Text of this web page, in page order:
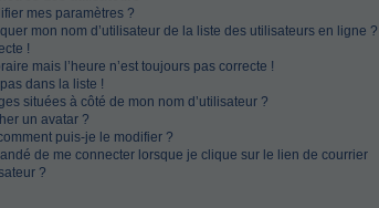
mes paramètres ?
mon nom d’utilisateur de la liste des utilisateurs en ligne ?
!
mais l’heure n’est toujours pas correcte !
dans la liste !
situées à côté de mon nom d’utilisateur ?
un avatar ?
puis-je le modifier ?
de me connecter lorsque je clique sur le lien de courrier
?